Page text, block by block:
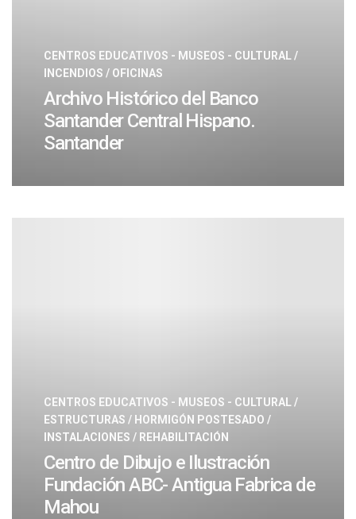
CENTROS EDUCATIVOS - MUSEOS - CULTURAL /
INCENDIOS / OFICINAS
Archivo Histórico del Banco
Santander Central Hispano.
Santander
CENTROS EDUCATIVOS - MUSEOS - CULTURAL /
ESTRUCTURAS / HORMIGÓN POSTESADO /
INSTALACIONES / REHABILITACIÓN
Centro de Dibujo e Ilustración
Fundación ABC- Antigua Fabrica de
Mahou